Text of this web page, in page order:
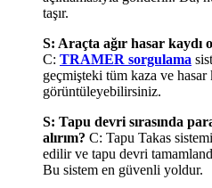
taşır.
S: Araçta ağır hasar kaydı
C: TRAMER sorgulama
geçmişteki tüm kaza ve hasar
görüntüleyebilirsiniz.
S: Tapu devri sırasında
alırım? C: Tapu Takas
edilir ve tapu devri
Bu sistem en güvenli yoldur.